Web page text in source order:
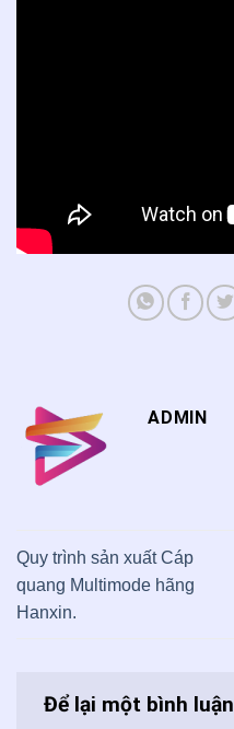
ADMIN
Quy trình sản xuất Cáp
quang Multimode hãng
Hanxin.
Để lại một bình luận